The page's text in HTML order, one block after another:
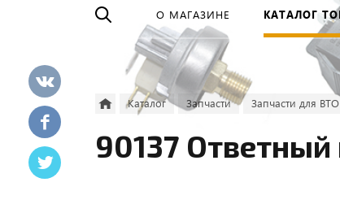
О МАГАЗИНЕ КАТАЛОГ
Каталог Запчасти Запчасти для ВТО
90137